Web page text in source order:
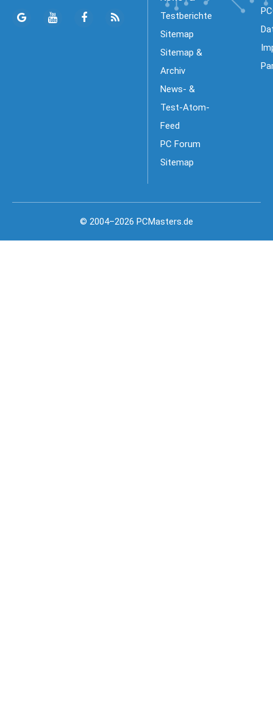
Testberichte
Sitemap
Sitemap &
Archiv
News- &
Test-Atom-
Feed
PC Forum
Sitemap
© 2004–2026 PCMasters.de